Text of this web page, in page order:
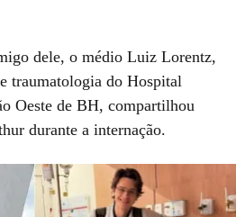
dele, o médio Luiz Lorentz,
traumatologia do Hospital
Oeste de BH, compartilhou
durante a internação.